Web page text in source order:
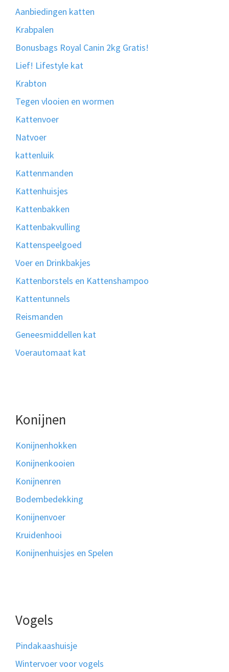
Aanbiedingen katten
Krabpalen
Bonusbags Royal Canin 2kg Gratis!
Lief! Lifestyle kat
Krabton
Tegen vlooien en wormen
Kattenvoer
Natvoer
kattenluik
Kattenmanden
Kattenhuisjes
Kattenbakken
Kattenbakvulling
Kattenspeelgoed
Voer en Drinkbakjes
Kattenborstels en Kattenshampoo
Kattentunnels
Reismanden
Geneesmiddellen kat
Voerautomaat kat
Konijnen
Konijnenhokken
Konijnenkooien
Konijnenren
Bodembedekking
Konijnenvoer
Kruidenhooi
Konijnenhuisjes en Spelen
Vogels
Pindakaashuisje
Wintervoer voor vogels